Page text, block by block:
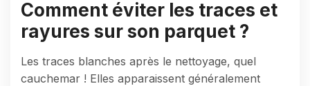
Comment éviter les traces et
rayures sur son parquet ?
Les traces blanches après le nettoyage, quel
cauchemar ! Elles apparaissent généralement